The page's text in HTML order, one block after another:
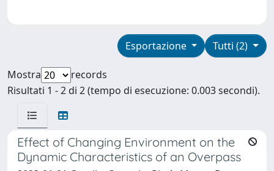
Tutti (2)
Esportazione
Mostra
records
Risultati 1 - 2 di 2 (tempo di esecuzione: 0.003 secondi).
Effect of Changing Environment on the
Dynamic Characteristics of an Overpass